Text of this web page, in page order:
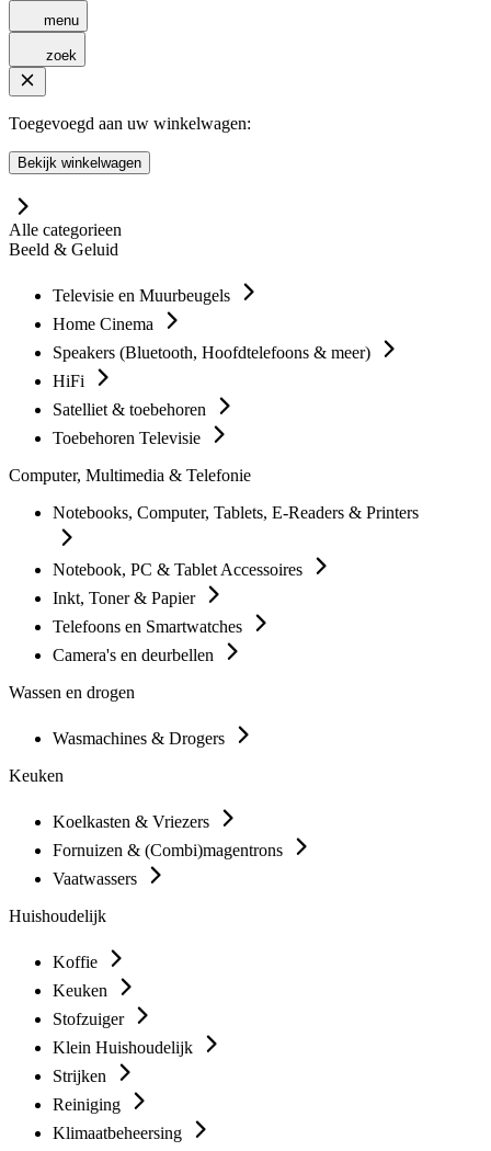
menu
zoek
Toegevoegd aan uw winkelwagen:
Bekijk winkelwagen
Alle categorieen
Beeld & Geluid
Televisie en Muurbeugels
Home Cinema
Speakers (Bluetooth, Hoofdtelefoons & meer)
HiFi
Satelliet & toebehoren
Toebehoren Televisie
Computer, Multimedia & Telefonie
Notebooks, Computer, Tablets, E-Readers & Printers
Notebook, PC & Tablet Accessoires
Inkt, Toner & Papier
Telefoons en Smartwatches
Camera's en deurbellen
Wassen en drogen
Wasmachines & Drogers
Keuken
Koelkasten & Vriezers
Fornuizen & (Combi)magentrons
Vaatwassers
Huishoudelijk
Koffie
Keuken
Stofzuiger
Klein Huishoudelijk
Strijken
Reiniging
Klimaatbeheersing